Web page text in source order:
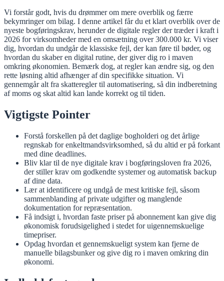
Vi forstår godt, hvis du drømmer om mere overblik og færre
bekymringer om bilag. I denne artikel får du et klart overblik over de
nyeste bogføringskrav, herunder de digitale regler der træder i kraft i
2026 for virksomheder med en omsætning over 300.000 kr. Vi viser
dig, hvordan du undgår de klassiske fejl, der kan føre til bøder, og
hvordan du skaber en digital rutine, der giver dig ro i maven
omkring økonomien. Bemærk dog, at regler kan ændre sig, og den
rette løsning altid afhænger af din specifikke situation. Vi
gennemgår alt fra skatteregler til automatisering, så din indberetning
af moms og skat altid kan lande korrekt og til tiden.
Vigtigste Pointer
Forstå forskellen på det daglige bogholderi og det årlige
regnskab for enkeltmandsvirksomhed, så du altid er på forkant
med dine deadlines.
Bliv klar til de nye digitale krav i bogføringsloven fra 2026,
der stiller krav om godkendte systemer og automatisk backup
af dine data.
Lær at identificere og undgå de mest kritiske fejl, såsom
sammenblanding af private udgifter og manglende
dokumentation for repræsentation.
Få indsigt i, hvordan faste priser på abonnement kan give dig
økonomisk forudsigelighed i stedet for uigennemskuelige
timepriser.
Opdag hvordan et gennemskueligt system kan fjerne de
manuelle bilagsbunker og give dig ro i maven omkring din
økonomi.